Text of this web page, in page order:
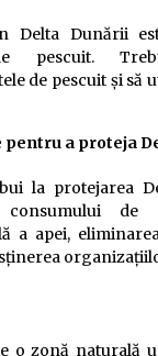
Delta Dunării
pescuit.
de pescuit și să
pentru a proteja
la protejarea
consumului de
a apei,
o zonă naturală